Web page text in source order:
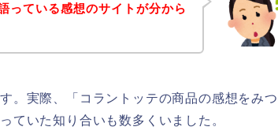
っている感想のサイトが分から
。実際、「コラントッテの商品の感想をみつ
ていた知り合いも数多くいました。